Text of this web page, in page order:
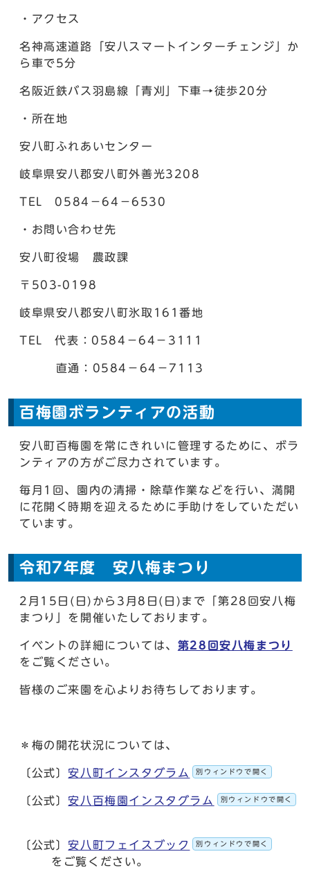
・アクセス
名神高速道路「安八スマートインターチェンジ」か
ら車で5分
名阪近鉄バス羽島線「青刈」下車→徒歩20分
・所在地
安八町ふれあいセンター
岐阜県安八郡安八町外善光3208
TEL 0584－64－6530
・お問い合わせ先
安八町役場 農政課
〒503-0198
岐阜県安八郡安八町氷取161番地
TEL 代表：0584－64－3111
直通：0584－64－7113
百梅園ボランティアの活動
安八町百梅園を常にきれいに管理するために、ボラ
ンティアの方がご尽力されています。
毎月1回、園内の清掃・除草作業などを行い、満開
に花開く時期を迎えるために手助けをしていただい
ています。
令和7年度 安八梅まつり
2月15日(日)から3月8日(日)まで「第28回安八梅
まつり」を開催いたしております。
イベントの詳細については、 第28回安八梅まつり
をご覧ください。
皆様のご来園を心よりお待ちしております。
＊梅の開花状況については、
〔公式〕安八町インスタグラム 別ウィンドウで開く
〔公式〕安八百梅園インスタグラム 別ウィンドウで開く
〔公式〕安八町フェイスブック 別ウィンドウで開く
をご覧ください。